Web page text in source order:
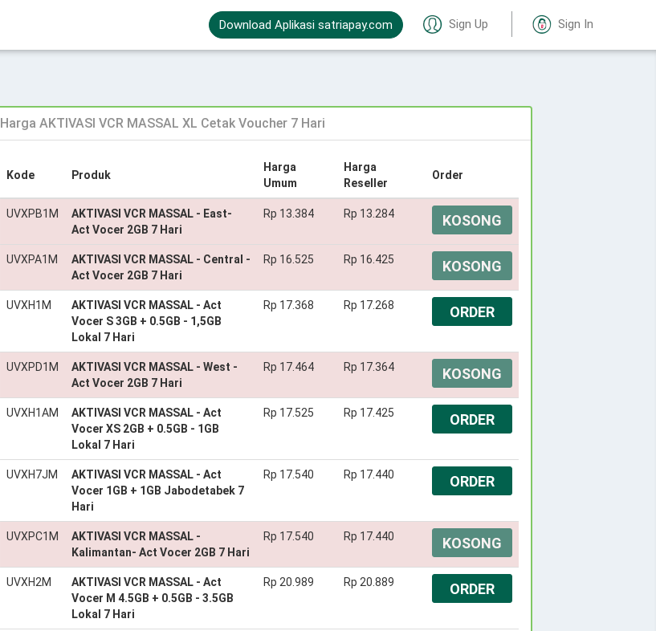
Download Aplikasi satriapay.com Sign Up Sign In
Harga AKTIVASI VCR MASSAL XL Cetak Voucher 7 Hari
Kode Produk
Harga
Umum
Harga
Reseller
Order
UVXPB1M
AKTIVASI VCR MASSAL - East-
Act Vocer 2GB 7 Hari
Rp 13.384 Rp 13.284 KOSONG
UVXPA1M
AKTIVASI VCR MASSAL - Central -
Act Vocer 2GB 7 Hari
Rp 16.525 Rp 16.425 KOSONG
UVXH1M
AKTIVASI VCR MASSAL - Act
Vocer S 3GB + 0.5GB - 1,5GB
Lokal 7 Hari
Rp 17.368 Rp 17.268 ORDER
UVXPD1M
AKTIVASI VCR MASSAL - West -
Act Vocer 2GB 7 Hari
Rp 17.464 Rp 17.364 KOSONG
UVXH1AM
AKTIVASI VCR MASSAL - Act
Vocer XS 2GB + 0.5GB - 1GB
Lokal 7 Hari
Rp 17.525 Rp 17.425 ORDER
UVXH7JM
AKTIVASI VCR MASSAL - Act
Vocer 1GB + 1GB Jabodetabek 7
Hari
Rp 17.540 Rp 17.440 ORDER
UVXPC1M
AKTIVASI VCR MASSAL -
Kalimantan- Act Vocer 2GB 7 Hari
Rp 17.540 Rp 17.440 KOSONG
UVXH2M
AKTIVASI VCR MASSAL - Act
Vocer M 4.5GB + 0.5GB - 3.5GB
Lokal 7 Hari
Rp 20.989 Rp 20.889 ORDER